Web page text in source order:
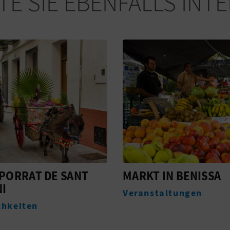
IN BENISSA CONVENTO DE LA
PURÍSIMA IN BENISSA